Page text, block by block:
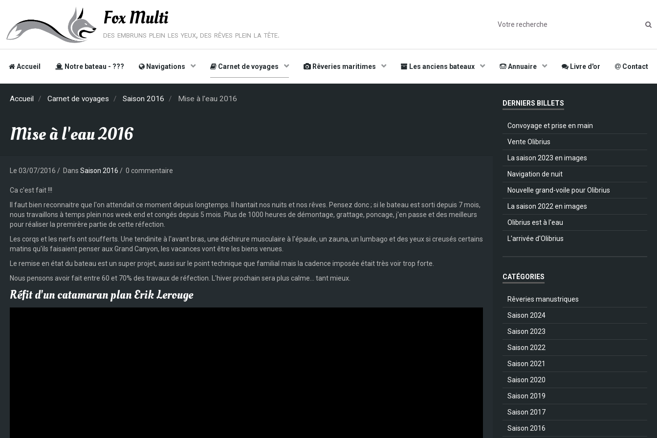
Fox Multi
des embruns plein les yeux, des rêves plein la tête.
Accueil Notre bateau - ??? Navigations Carnet de voyages Rêveries maritimes Les anciens bateaux Annuaire Livre d'or Contact
Accueil Carnet de voyages Saison 2016 Mise à l'eau 2016
Mise à l'eau 2016
Le 03/07/2016 Dans Saison 2016 0 commentaire
Ca c'est fait !!!
Il faut bien reconnaitre que l'on attendait ce moment depuis longtemps. Il hantait nos nuits et nos rêves. Pensez donc ; si le bateau est sorti depuis 7 mois,
nous travaillons à temps plein nos week end et congés depuis 5 mois. Plus de 1000 heures de démontage, grattage, poncage, j'en passe et des meilleurs
pour réaliser la premirère partie de cette réfection.
Les corqs et les nerfs ont soufferts. Une tendinite à l'avant bras, une déchirure musculaire à l'épaule, un zauna, un lumbago et des yeux si creusés certains
matins qu'ils faisaient penser aux Grand Canyon, les vacances vont être les biens venues.
Le remise en état du bateau est un super projet, aussi sur le point technique que familial mais la cadence imposée était très voir trop forte.
Nous pensons avoir fait entre 60 et 70% des travaux de réfection. L'hiver prochain sera plus calme... tant mieux.
Réfit d'un catamaran plan Erik Lerouge
DERNIERS BILLETS
Convoyage et prise en main
Vente Olibrius
La saison 2023 en images
Navigation de nuit
Nouvelle grand-voile pour Olibrius
La saison 2022 en images
Olibrius est à l'eau
L'arrivée d'Olibrius
CATÉGORIES
Rêveries manustriques
Saison 2024
Saison 2023
Saison 2022
Saison 2021
Saison 2020
Saison 2019
Saison 2017
Saison 2016